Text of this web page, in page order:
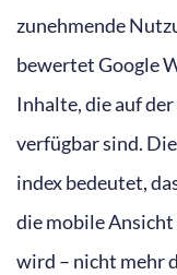
zunehmende
bewertet Google
Inhalte, die auf
verfügbar sind.
index bedeutet,
die mobile
wird – nicht mehr